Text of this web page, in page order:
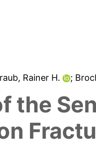
Rainer H. ;
the